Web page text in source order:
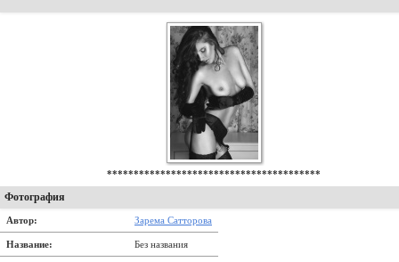
****************************************
Фотография
Автор: Зарема Сатторова
Название: Без названия